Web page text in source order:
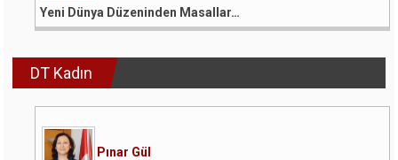
Yeni Dünya Düzeninden Masallar…
DT Kadın
Pınar Gül